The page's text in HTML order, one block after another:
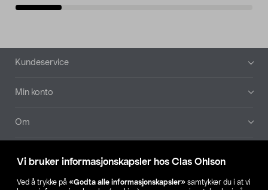
Vi bruker informasjonskapsler hos Clas Ohlson
Ved å trykke på «Godta alle informasjonskapsler» samtykker du i at vi
Bunntekst
Kundeservice
Min konto
Om
Våre selskaper